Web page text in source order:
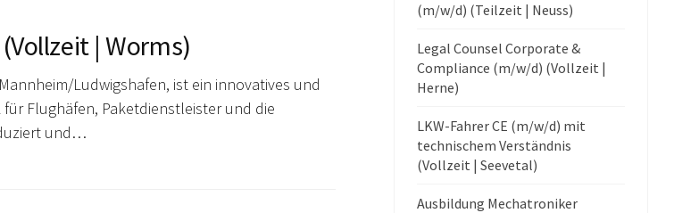
| Worms)
Ludwigshafen, ist ein innovatives und
Flughäfen, Paketdienstleister und die
und…
(m/w/d) (Teilzeit | Neuss)
Legal Counsel Corporate &
Compliance (m/w/d) (Vollzeit |
Herne)
LKW-Fahrer CE (m/w/d) mit
technischem Verständnis
(Vollzeit | Seevetal)
Ausbildung Mechatroniker